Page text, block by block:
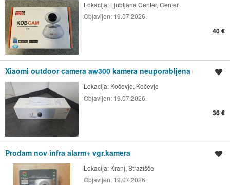
Lokacija: Ljubljana Center, Center
Objavljen: 19.07.2026.
40 €
Xiaomi outdoor camera aw300 kamera neuporabljena
Lokacija: Kočevje, Kočevje
Objavljen: 19.07.2026.
36 €
Prodam nov infra alarm+ vgr.kamera
Lokacija: Kranj, Stražišče
Objavljen: 19.07.2026.